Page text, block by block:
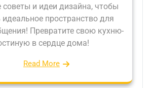
советы и идеи дизайна, чтобы
идеальное пространство для
Превратите свою кухню-
в сердце дома!
Read More